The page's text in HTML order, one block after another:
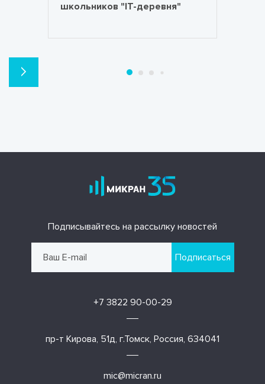
школьников "ІТ-деревня"
Подписывайтесь на рассылку новостей
Подписаться
+7 3822 90-00-29
mic@micran.ru
пр-т Кирова, 51д, г.Томск, Россия, 634041